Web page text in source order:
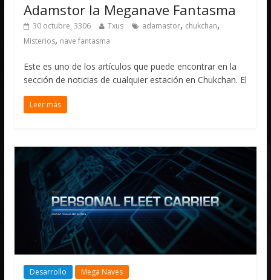
Adamstor la Meganave Fantasma
30 octubre, 3306 Txus adamastor, chukchan,
Misterios, nave fantasma
Este es uno de los artículos que puede encontrar en la
sección de noticias de cualquier estación en Chukchan. El
Leer más
Desarrollo Mega Naves